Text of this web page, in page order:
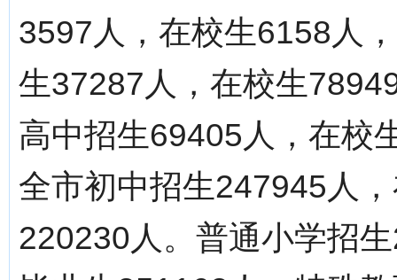
3597人，在校生6158人
生37287人，在校生
高中招生69405人，在校
全市初中招生247945人
220230人。普通小学招